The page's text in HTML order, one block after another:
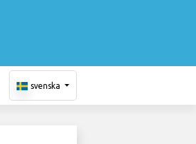
svenska